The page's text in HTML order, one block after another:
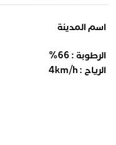
اسم المدينة
الرطوبة : 66
%
الرياح :
4km/h